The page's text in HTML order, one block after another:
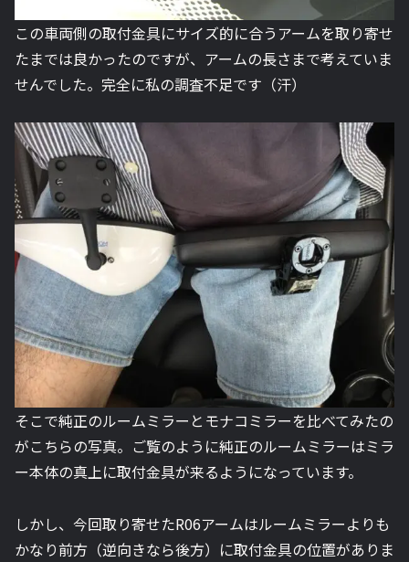
この車両側の取付金具にサイズ的に合うアームを取り寄せ
たまでは良かったのですが、アームの長さまで考えていま
せんでした。完全に私の調査不足です（汗）
そこで純正のルームミラーとモナコミラーを比べてみたの
がこちらの写真。ご覧のように純正のルームミラーはミラ
ー本体の真上に取付金具が来るようになっています。
しかし、今回取り寄せたR06アームはルームミラーよりも
かなり前方（逆向きなら後方）に取付金具の位置がありま